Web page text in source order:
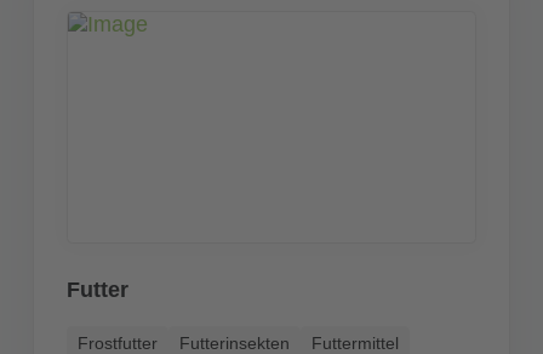
Futter
Frostfutter Futterinsekten
Futtermittel